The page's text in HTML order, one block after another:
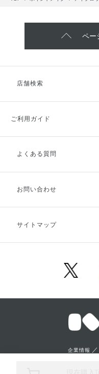
ペー
店舗検索
ご利用ガイド
ご利用ガイドトップ
お支払方法
キャンセル・返品・交換
よくある質問
お問い合わせ
サイトマップ
企業情報 ／